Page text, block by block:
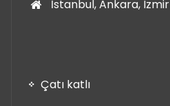
İstanbul, Ankara, Izmir
Çatı katlı